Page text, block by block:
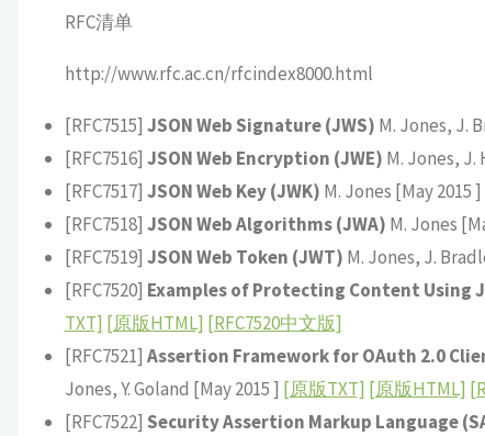
RFC清单
http://www.rfc.ac.cn/rfcindex8000.html
[RFC7515] JSON Web Signature (JWS) M. Jones, J.
[RFC7516] JSON Web Encryption (JWE) M. Jones, J.
[RFC7517] JSON Web Key (JWK) M. Jones [May 2015 ]
[RFC7518] JSON Web Algorithms (JWA) M. Jones
[RFC7519] JSON Web Token (JWT) M. Jones, J.
[RFC7520] Examples of Protecting Content Using
TXT] [原版HTML] [RFC7520中文版]
[RFC7521] Assertion Framework for OAuth 2.0
Jones, Y. Goland [May 2015 ] [原版TXT] [原版HTML]
[RFC7522] Security Assertion Markup Language